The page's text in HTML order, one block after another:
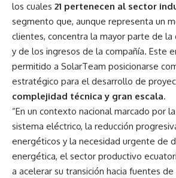
los cuales 21 pertenecen al sector
segmento que, aunque representa un
clientes, concentra la mayor parte de la
y de los ingresos de la compañía. Este
permitido a SolarTeam posicionarse
estratégico para el desarrollo de
complejidad técnica y gran escala.
“En un contexto nacional marcado por
sistema eléctrico, la reducción
energéticos y la necesidad urgente de
energética, el sector productivo
a acelerar su transición hacia fuentes